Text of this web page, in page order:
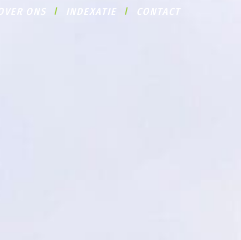
OVER ONS INDEXATIE CONTACT